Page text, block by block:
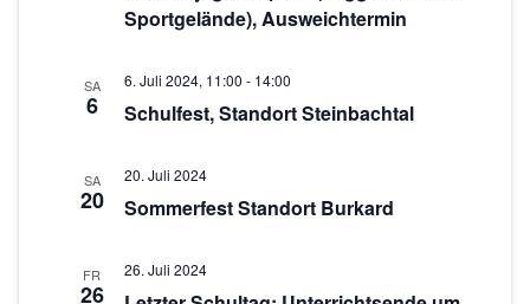
Sportgelände), Ausweichtermin
SA
6
6. Juli 2024, 11:00 - 14:00
Schulfest, Standort Steinbachtal
SA
20
20. Juli 2024
Sommerfest Standort Burkard
FR
26
26. Juli 2024